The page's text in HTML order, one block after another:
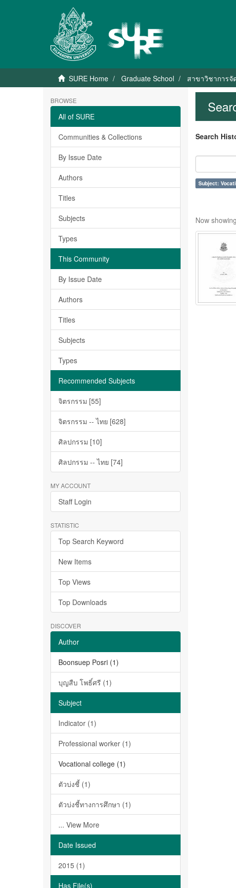
SURE Home Graduate School สาขาวิชาการจั
BROWSE
All of SURE
Communities & Collections
By Issue Date
Authors
Titles
Subjects
Types
This Community
By Issue Date
Authors
Titles
Subjects
Types
Recommended Subjects
จิตรกรรม [55]
จิตรกรรม -- ไทย [628]
ศิลปกรรม [10]
ศิลปกรรม -- ไทย [74]
MY ACCOUNT
Staff Login
STATISTIC
Top Search Keyword
New Items
Top Views
Top Downloads
DISCOVER
Author
Boonsuep Posri (1)
บุญสืบ โพธิ์ศรี (1)
Subject
Indicator (1)
Professional worker (1)
Vocational college (1)
ตัวบ่งชี้ (1)
ตัวบ่งชี้ทางการศึกษา (1)
... View More
Date Issued
2015 (1)
Has File(s)
Search
Subject:
Now